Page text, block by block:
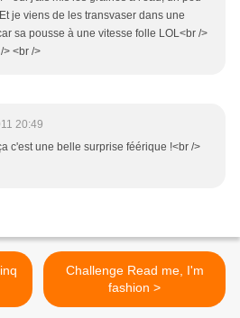
je viens de les transvaser dans une
sa pousse à une vitesse folle LOL<br />
> <br />
20:49
c'est une belle surprise féérique !<br />
Challenge Read me, I'm
fashion >